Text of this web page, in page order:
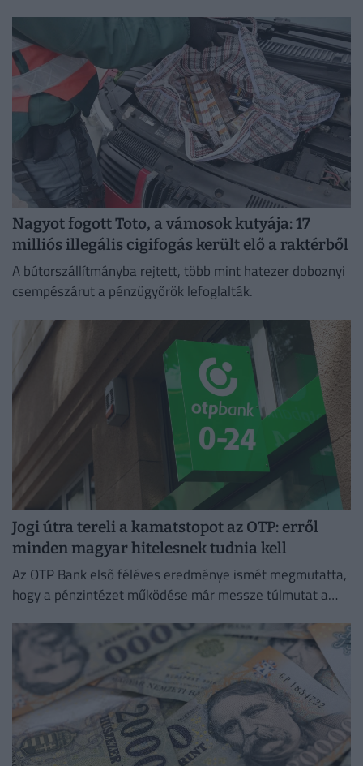
is csökkenthetik a...
Nagyot fogott Toto, a vámosok kutyája: 17
milliós illegális cigifogás került elő a raktérből
A bútorszállítmányba rejtett, több mint hatezer doboznyi
csempészárut a pénzügyőrök lefoglalták.
Jogi útra tereli a kamatstopot az OTP: erről
minden magyar hitelesnek tudnia kell
Az OTP Bank első féléves eredménye ismét megmutatta,
hogy a pénzintézet működése már messze túlmutat a